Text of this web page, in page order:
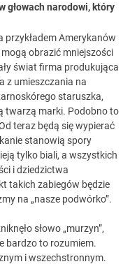
głowach narodowi, który
przykładem Amerykanów
obrazić mniejszości
świat firma produkująca
z umieszczania na
staruszka,
twarzą marki. Podobno to
teraz będą się wypierać
stanowią spory
tylko biali, a wszystkich
i dziedzictwa
takich zabiegów będzie
na „nasze podwórko”.
słowo „murzyn”,
bardzo to rozumiem.
i wszechstronnym.